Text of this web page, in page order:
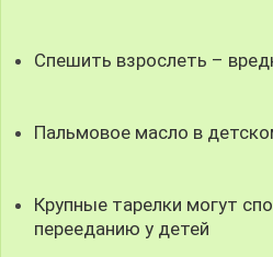
Спешить взрослеть –
Пальмовое масло в
Крупные тарелки могут
перееданию у детей